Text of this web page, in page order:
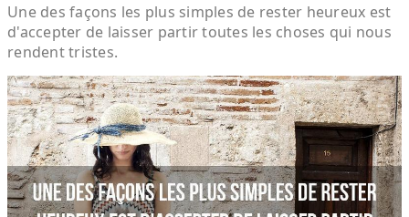
Une des façons les plus simples de rester heureux est
d'accepter de laisser partir toutes les choses qui nous
rendent tristes.